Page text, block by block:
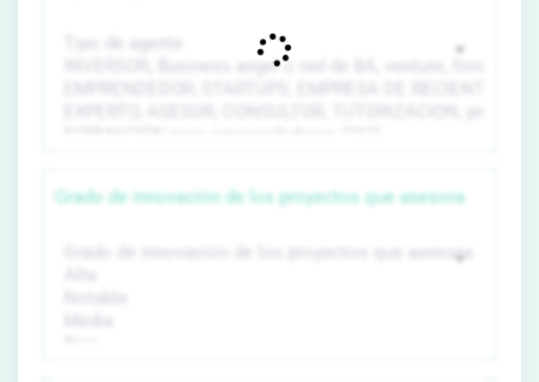
Grado de innovación de los proyectos que asesora